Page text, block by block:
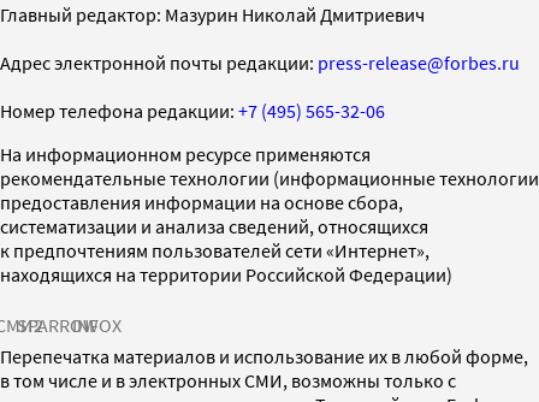
Главный редактор: Мазурин Николай Дмитриевич
Адрес электронной почты редакции: press-release@forbes.ru
Номер телефона редакции: +7 (495) 565-32-06
На информационном ресурсе применяются
рекомендательные технологии (информационные технологии
предоставления информации на основе сбора,
систематизации и анализа сведений, относящихся
к предпочтениям пользователей сети «Интернет»,
находящихся на территории Российской Федерации)
SPARROWINFOX
Перепечатка материалов и использование их в любой форме,
в том числе и в электронных СМИ, возможны только с